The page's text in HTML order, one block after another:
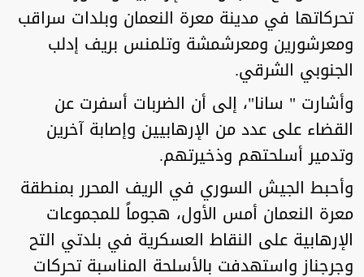
تحركاتها في مدينة معرة النعمان وبلدات سراقب
ومعرشورين ومعرشمشة وتلمنس بريف إدلب
الجنوبي الشرقي.
وأشارت " سانا"، إلى أن الضربات أسفرت عن
القضاء على عدد من الإرهابيين وإصابة آخرين
وتدمير أسلحتهم وذخيرتهم.
وأحبط الجيش السوري في الريف المحرر بمنطقة
معرة النعمان أمس الأول، هجوماً للمجموعات
الإرهابية على النقاط العسكرية في بلدتي التح
وجرجناز واستهدفت بالأسلحة المناسبة تحركات